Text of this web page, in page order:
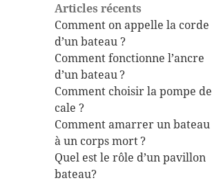
Articles récents
Comment on appelle la corde
d’un bateau ?
Comment fonctionne l’ancre
d’un bateau ?
Comment choisir la pompe de
cale ?
Comment amarrer un bateau
à un corps mort ?
Quel est le rôle d’un pavillon
bateau?